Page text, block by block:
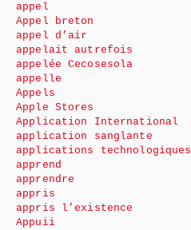
appel
Appel breton
appel d’air
appelait autrefois
appelée Cecosesola
appelle
Appels
Apple Stores
Application International
application sanglante
applications technologiques
apprend
apprendre
appris
appris l’existence
Appuii